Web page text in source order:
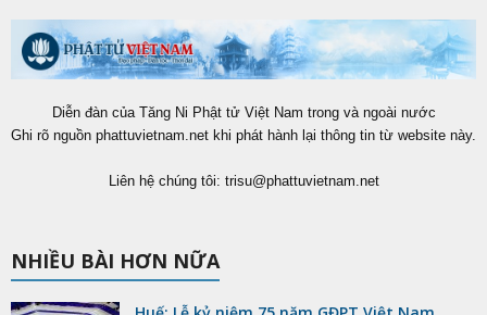
Diễn đàn của Tăng Ni Phật tử Việt Nam trong và ngoài nước
Ghi rõ nguồn phattuvietnam.net khi phát hành lại thông tin từ website này.
Liên hệ chúng tôi: trisu@phattuvietnam.net
NHIỀU BÀI HƠN NỮA